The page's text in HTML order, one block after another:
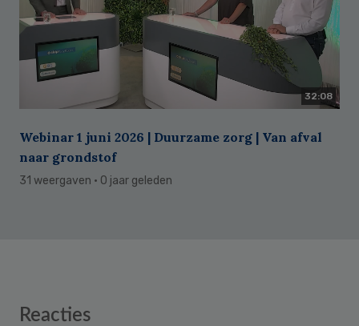
32:08
Webinar 1 juni 2026 | Duurzame zorg | Van afval
naar grondstof
31 weergaven · 0 jaar geleden
Reader
Reacties